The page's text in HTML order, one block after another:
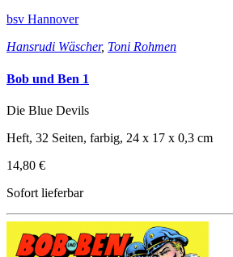
bsv Hannover
Hansrudi Wäscher, Toni Rohmen
Bob und Ben 1
Die Blue Devils
Heft, 32 Seiten, farbig, 24 x 17 x 0,3 cm
14,80 €
Sofort lieferbar